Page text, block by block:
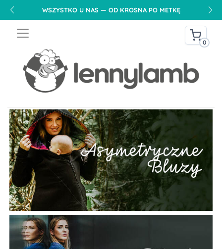
DARMOWA DOSTAWA NA TERENIE POLSKI OD 240 PLN
0